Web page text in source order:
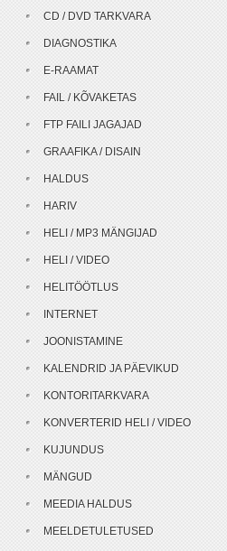
CD / DVD TARKVARA
DIAGNOSTIKA
E-RAAMAT
FAIL / KÕVAKETAS
FTP FAILI JAGAJAD
GRAAFIKA / DISAIN
HALDUS
HARIV
HELI / MP3 MÄNGIJAD
HELI / VIDEO
HELITÖÖTLUS
INTERNET
JOONISTAMINE
KALENDRID JA PÄEVIKUD
KONTORITARKVARA
KONVERTERID HELI / VIDEO
KUJUNDUS
MÄNGUD
MEEDIA HALDUS
MEELDETULETUSED